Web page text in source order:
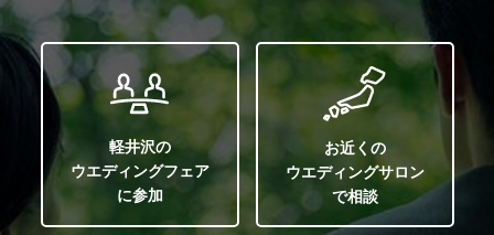
軽井沢の
ウエディングフェア
に参加
お近くの
ウエディングサロン
で相談